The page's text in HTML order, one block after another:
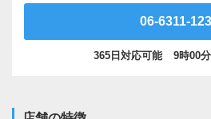
06-6311-
365日対応可能 9時00